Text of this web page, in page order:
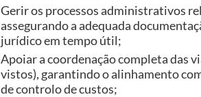
Gerir os processos administrativos
assegurando a adequada
jurídico em tempo útil;
Apoiar a coordenação completa das
vistos), garantindo o alinhamento
de controlo de custos;